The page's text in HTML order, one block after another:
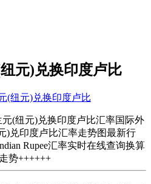
元)兑换印度卢比
(纽元)兑换印度卢比
(纽元)兑换印度卢比汇率国际外
)兑印度卢比汇率走势图最新行
Rupee汇率实时在线查询换算
势++++++